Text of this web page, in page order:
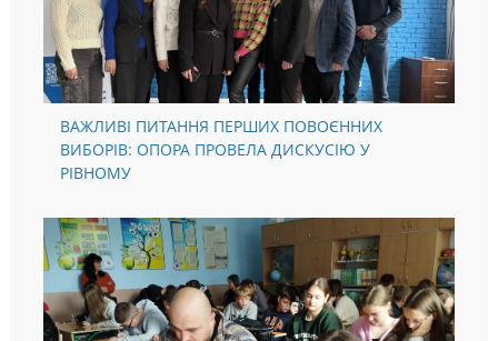
ВАЖЛИВІ ПИТАННЯ ПЕРШИХ ПОВОЄННИХ
ВИБОРІВ: ОПОРА ПРОВЕЛА ДИСКУСІЮ У